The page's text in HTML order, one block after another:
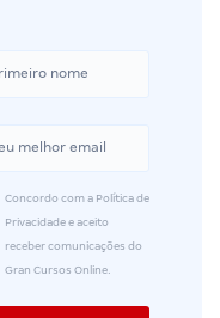
Concordo com a Política de
Privacidade e aceito
receber comunicações do
Gran Cursos Online.